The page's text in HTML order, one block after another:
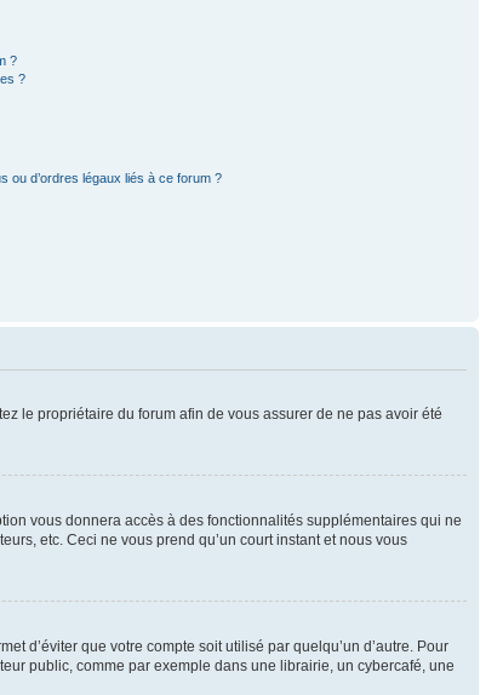
?
?
ou d’ordres légaux liés à ce forum ?
le propriétaire du forum afin de vous assurer de ne pas avoir été
vous donnera accès à des fonctionnalités supplémentaires qui ne
etc. Ceci ne vous prend qu’un court instant et nous vous
d’éviter que votre compte soit utilisé par quelqu’un d’autre. Pour
public, comme par exemple dans une librairie, un cybercafé, une